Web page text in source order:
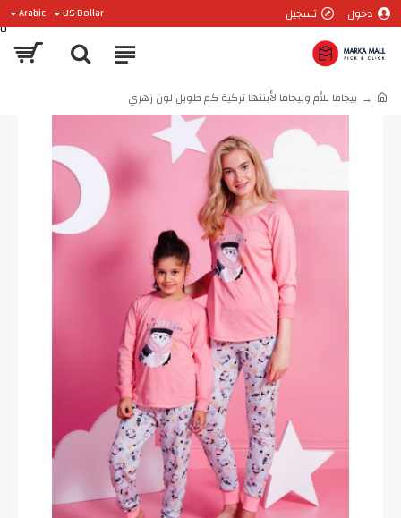
دخول تسجيل US Dollar
Arabic
0
بيجاما للأم وبيجاما لأبنتها تركية كم طويل لون زهري